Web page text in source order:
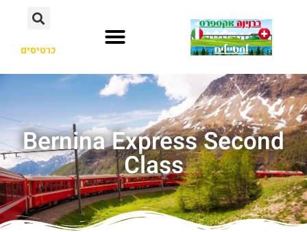
כרטיסים
Bernina Express Second
Class